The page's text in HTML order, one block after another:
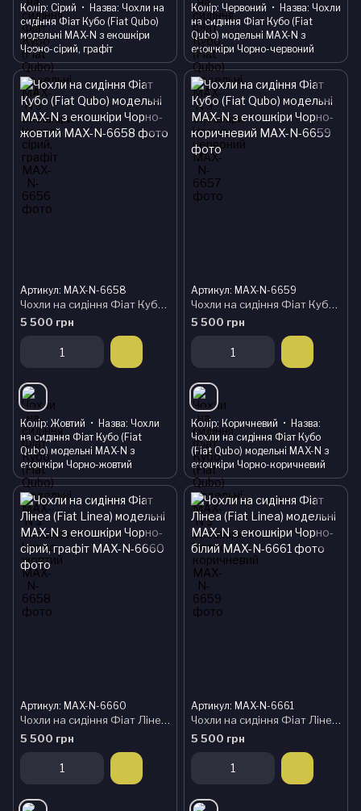
Колір Сірий Назва Чохли на
сидіння Фіат Кубо (Fiat Qubo)
модельні MAX-N з екошкіри
Чорно-сірий, графіт
Колір Червоний Назва Чохли
на сидіння Фіат Кубо (Fiat
Qubo) модельні MAX-N з
екошкіри Чорно-червоний
Артикул: MAX-N-6658
Чохли на сидіння Фіат Кубо (Fiat Qubo) модельні MAX-N з екошкіри Чорно-жовтий
5 500 грн
Колір Жовтий Назва Чохли
на сидіння Фіат Кубо (Fiat
Qubo) модельні MAX-N з
екошкіри Чорно-жовтий
Артикул: MAX-N-6659
Чохли на сидіння Фіат Кубо (Fiat Qubo) модельні MAX-N з екошкіри Чорно-коричневий
5 500 грн
Колір Коричневий
Назва
Чохли на сидіння Фіат Кубо
(Fiat Qubo) модельні MAX-N з
екошкіри Чорно-коричневий
Артикул: MAX-N-6660
Чохли на сидіння Фіат Лінеа (Fiat Linea) модельні MAX-N з екошкіри Чорно-сірий, графіт
5 500 грн
Артикул: MAX-N-6661
Чохли на сидіння Фіат Лінеа (Fiat Linea) модельні MAX-N з екошкіри Чорно-білий
5 500 грн